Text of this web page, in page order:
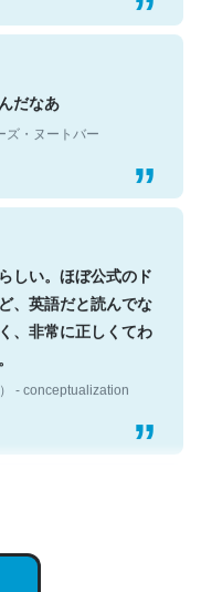
だなあ
しい。ほぼ公式のド
、英語だと読んでな
、非常に正しくてわ
entry/2023/03/27